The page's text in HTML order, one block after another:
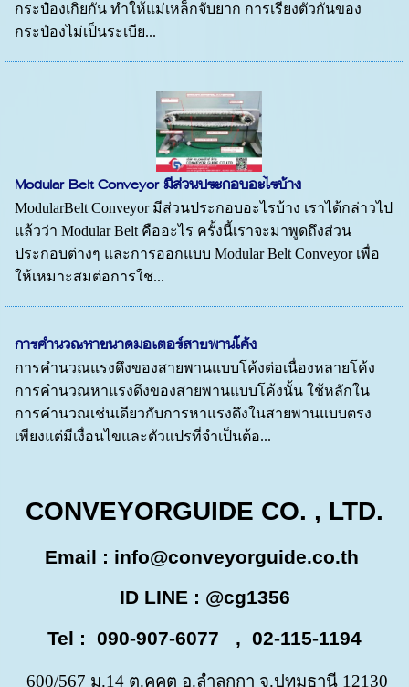
กระป๋องเกิยกัน ทำให้แม่เหล็กจับยาก การเรียงตัวกันของ
กระป๋องไม่เป็นระเบีย...
Modular Belt Conveyor มีส่วนประกอบอะไรบ้าง
ModularBelt Conveyor มีส่วนประกอบอะไรบ้าง เราได้กล่าวไป
แล้วว่า Modular Belt คืออะไร ครั้งนี้เราจะมาพูดถึงส่วน
ประกอบต่างๆ และการออกแบบ Modular Belt Conveyor เพื่อ
ให้เหมาะสมต่อการใช...
การคำนวณหาขนาดมอเตอร์สายพานโค้ง
การคำนวณแรงดึงของสายพานแบบโค้งต่อเนื่องหลายโค้ง
การคำนวณหาแรงดึงของสายพานแบบโค้งนั้น ใช้หลักใน
การคำนวณเช่นเดียวกับการหาแรงดึงในสายพานแบบตรง
เพียงแต่มีเงื่อนไขและตัวแปรที่จำเป็นต้อ...
CONVEYORGUIDE CO. , LTD.
Email : info@conveyorguide.co.th
ID LINE : @cg1356
Tel : 090-907-6077 , 02-115-1194
600/567 ม.14 ต.คูคต อ.ลำลูกกา จ.ปทุมธานี 12130